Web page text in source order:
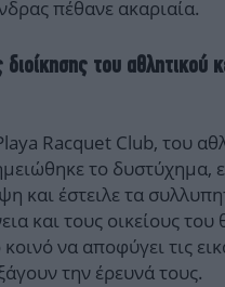
πέθανε ακαριαία.
διοίκησης του αθλητικού
Racquet Club, του
το δυστύχημα,
και έστειλε τα
και τους οικείους του
να αποφύγει τις
την έρευνά τους.